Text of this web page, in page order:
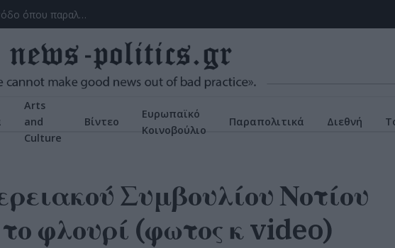
Το ατύχημα του Ρόμπερτ Πλαντ, των Led Zeppelin στη Ρόδο όπου παραλίγο να χάσει τη γυναίκα του (video)
Arts
and
Culture
Βίντεο
Ευρωπαϊκό
Κοινοβούλιο
Παραπολιτικά Διεθνή
Συμβουλίου Νοτίου
φλουρί (φωτος κ video)